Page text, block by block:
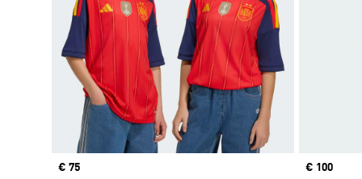
Prix
€ 75 Prix
€ 100